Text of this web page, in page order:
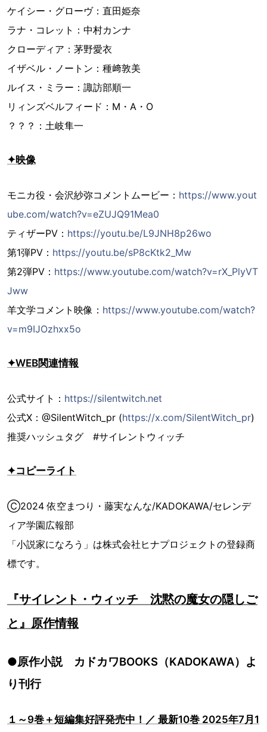
ケイシー・グローヴ：直田姫奈
ラナ・コレット：中村カンナ
クローディア：茅野愛衣
イザベル・ノートン：種﨑敦美
ルイス・ミラー：諏訪部順一
リィンズベルフィード：M・A・O
？？？：土岐隼一
✦映像
モニカ役・会沢紗弥コメントムービー： https://www.yout
ube.com/watch?v=eZUJQ91Mea0
ティザーPV： https://youtu.be/L9JNH8p26wo
第1弾PV： https://youtu.be/sP8cKtk2_Mw
第2弾PV： https://www.youtube.com/watch?v=rX_PlyVT
Jww
羊文学コメント映像： https://www.youtube.com/watch?
v=m9IJOzhxx5o
✦WEB関連情報
公式サイト： https://silentwitch.net
公式X：@SilentWitch_pr (https://x.com/SilentWitch_pr)
推奨ハッシュタグ #サイレントウィッチ
✦コピーライト
Ⓒ2024 依空まつり・藤実なんな/KADOKAWA/セレンデ
ィア学園広報部
「小説家になろう」は株式会社ヒナプロジェクトの登録商
標です。
『サイレント・ウィッチ 沈黙の魔女の隠しご
と』原作情報
●原作小説 カドカワBOOKS（KADOKAWA）よ
り刊行
１～9巻＋短編集好評発売中！／ 最新10巻 2025年7月1